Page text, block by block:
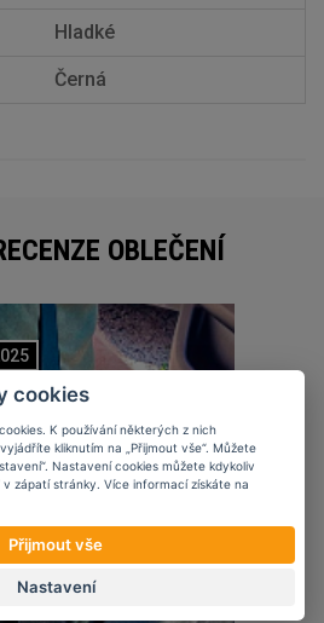
Hladké
Černá
OBLEČENÍ
cookies
K používání některých z nich
kliknutím na „Přijmout vše“. Můžete
Nastavení cookies můžete kdykoliv
v zápatí stránky. Více informací získáte na
Přijmout vše
Nastavení